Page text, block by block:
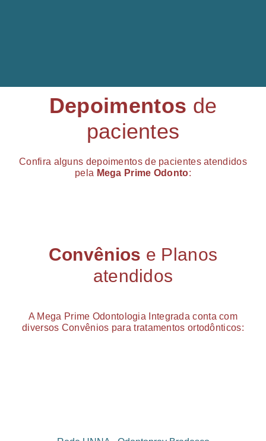
Depoimentos de
pacientes
Confira alguns depoimentos de pacientes atendidos
pela Mega Prime Odonto:
Convênios e Planos
atendidos
A Mega Prime Odontologia Integrada conta com
diversos Convênios para tratamentos ortodônticos: